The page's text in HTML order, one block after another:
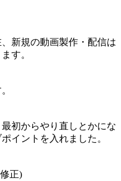
新規の動画製作・配信は
す。
初からやり直しとかにな
イントを入れました。
正)